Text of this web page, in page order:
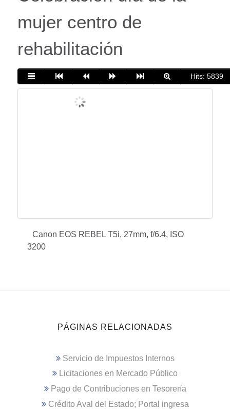
mujer centro de
rehabilitación
Hits: 5839
Canon EOS REBEL T5i, 27mm, f/6.4, ISO
3200
PÁGINAS RELACIONADAS
Servicio de Impuestos Internos
Licitaciones en Mercado Público
Pago de Contribuciones en Tesorería
Crédito Aval del Estado; Portal ingresa